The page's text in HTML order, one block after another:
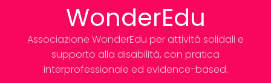
WonderEdu
Associazione WonderEdu per attività solidali e
supporto alla disabilità, con pratica
interprofessionale ed evidence-based.